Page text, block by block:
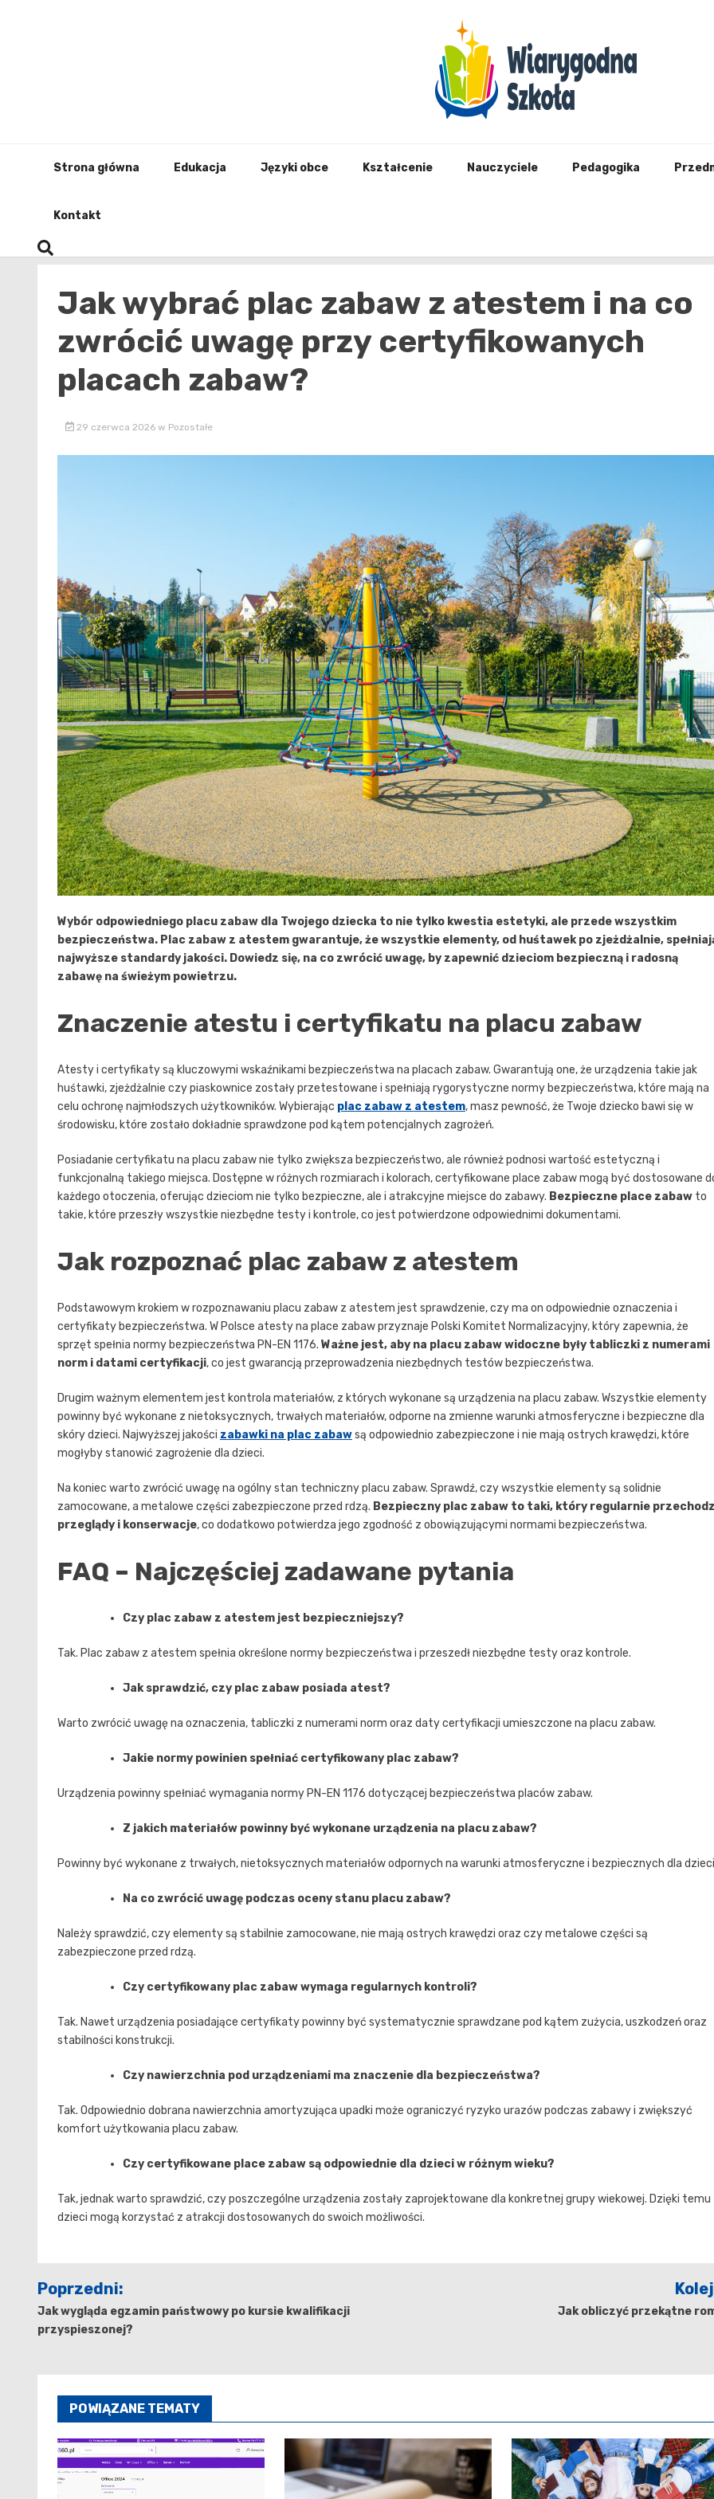
Strona główna Edukacja Języki obce Kształcenie Nauczyciele Pedagogika
Kontakt
Jak wybrać plac zabaw z atestem i na co
zwrócić uwagę przy certyfikowanych
placach zabaw?
29 czerwca 2026 w Pozostałe
Wybór odpowiedniego placu zabaw dla Twojego dziecka to nie tylko kwestia estetyki, ale przede wszystkim
bezpieczeństwa. Plac zabaw z atestem gwarantuje, że wszystkie elementy, od huśtawek po zjeżdżalnie,
najwyższe standardy jakości. Dowiedz się, na co zwrócić uwagę, by zapewnić dzieciom bezpieczną i radosną
zabawę na świeżym powietrzu.
Znaczenie atestu i certyfikatu na placu zabaw
Atesty i certyfikaty są kluczowymi wskaźnikami bezpieczeństwa na placach zabaw. Gwarantują one, że urządzenia takie jak
huśtawki, zjeżdżalnie czy piaskownice zostały przetestowane i spełniają rygorystyczne normy bezpieczeństwa, które mają na
celu ochronę najmłodszych użytkowników. Wybierając plac zabaw z atestem, masz pewność, że Twoje dziecko bawi się w
środowisku, które zostało dokładnie sprawdzone pod kątem potencjalnych zagrożeń.
Posiadanie certyfikatu na placu zabaw nie tylko zwiększa bezpieczeństwo, ale również podnosi wartość estetyczną i
funkcjonalną takiego miejsca. Dostępne w różnych rozmiarach i kolorach, certyfikowane place zabaw mogą być dostosowane
każdego otoczenia, oferując dzieciom nie tylko bezpieczne, ale i atrakcyjne miejsce do zabawy. Bezpieczne place zabaw to
takie, które przeszły wszystkie niezbędne testy i kontrole, co jest potwierdzone odpowiednimi dokumentami.
Jak rozpoznać plac zabaw z atestem
Podstawowym krokiem w rozpoznawaniu placu zabaw z atestem jest sprawdzenie, czy ma on odpowiednie oznaczenia i
certyfikaty bezpieczeństwa. W Polsce atesty na place zabaw przyznaje Polski Komitet Normalizacyjny, który zapewnia, że
sprzęt spełnia normy bezpieczeństwa PN-EN 1176. Ważne jest, aby na placu zabaw widoczne były tabliczki z numerami
norm i datami certyfikacji, co jest gwarancją przeprowadzenia niezbędnych testów bezpieczeństwa.
Drugim ważnym elementem jest kontrola materiałów, z których wykonane są urządzenia na placu zabaw. Wszystkie elementy
powinny być wykonane z nietoksycznych, trwałych materiałów, odporne na zmienne warunki atmosferyczne i bezpieczne dla
skóry dzieci. Najwyższej jakości zabawki na plac zabawsą odpowiednio zabezpieczone i nie mają ostrych krawędzi, które
mogłyby stanowić zagrożenie dla dzieci.
Na koniec warto zwrócić uwagę na ogólny stan techniczny placu zabaw. Sprawdź, czy wszystkie elementy są solidnie
zamocowane, a metalowe części zabezpieczone przed rdzą. Bezpieczny plac zabaw to taki, który regularnie
przeglądy i konserwacje, co dodatkowo potwierdza jego zgodność z obowiązującymi normami bezpieczeństwa.
FAQ – Najczęściej zadawane pytania
Czy plac zabaw z atestem jest bezpieczniejszy?
Tak. Plac zabaw z atestem spełnia określone normy bezpieczeństwa i przeszedł niezbędne testy oraz kontrole.
Jak sprawdzić, czy plac zabaw posiada atest?
Warto zwrócić uwagę na oznaczenia, tabliczki z numerami norm oraz daty certyfikacji umieszczone na placu zabaw.
Jakie normy powinien spełniać certyfikowany plac zabaw?
Urządzenia powinny spełniać wymagania normy PN-EN 1176 dotyczącej bezpieczeństwa placów zabaw.
Z jakich materiałów powinny być wykonane urządzenia na placu zabaw?
Powinny być wykonane z trwałych, nietoksycznych materiałów odpornych na warunki atmosferyczne i bezpiecznych dla
Na co zwrócić uwagę podczas oceny stanu placu zabaw?
Należy sprawdzić, czy elementy są stabilnie zamocowane, nie mają ostrych krawędzi oraz czy metalowe części są
zabezpieczone przed rdzą.
Czy certyfikowany plac zabaw wymaga regularnych kontroli?
Tak. Nawet urządzenia posiadające certyfikaty powinny być systematycznie sprawdzane pod kątem zużycia, uszkodzeń oraz
stabilności konstrukcji.
Czy nawierzchnia pod urządzeniami ma znaczenie dla bezpieczeństwa?
Tak. Odpowiednio dobrana nawierzchnia amortyzująca upadki może ograniczyć ryzyko urazów podczas zabawy i zwiększyć
komfort użytkowania placu zabaw.
Czy certyfikowane place zabaw są odpowiednie dla dzieci w różnym wieku?
Tak, jednak warto sprawdzić, czy poszczególne urządzenia zostały zaprojektowane dla konkretnej grupy wiekowej. Dzięki temu
dzieci mogą korzystać z atrakcji dostosowanych do swoich możliwości.
Nawigacja
wpisu
Poprzedni:
Jak wygląda egzamin państwowy po kursie kwalifikacji
przyspieszonej?
Jak obliczyć przekątne
POWIĄZANE TEMATY